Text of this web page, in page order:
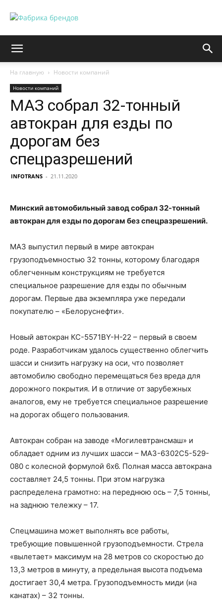
На главную Новости компаний
Новости компаний
МАЗ собрал 32-тонный
автокран для езды по
дорогам без
спецразрешений
INFOTRANS - 21.11.2020
Минский автомобильный завод собрал 32-тонный
автокран для езды по дорогам без спецразрешений.
МАЗ выпустил первый в мире автокран
грузоподъемностью 32 тонны, которому благодаря
облегченным конструкциям не требуется
специальное разрешение для езды по обычным
дорогам. Первые два экземпляра уже передали
покупателю – «Белоруснефти».
Новый автокран КС-5571BY-H-22 – первый в своем
роде. Разработчикам удалось существенно облегчить
шасси и снизить нагрузку на оси, что позволяет
автомобилю свободно перемещаться без вреда для
дорожного покрытия. И в отличие от зарубежных
аналогов, ему не требуется специальное разрешение
на дорогах общего пользования.
Автокран собран на заводе «Могилевтрансмаш» и
обладает одним из лучших шасси – МАЗ-6302С5-529-
080 с колесной формулой 6х6. Полная масса автокрана
составляет 24,5 тонны. При этом нагрузка
распределена грамотно: на переднюю ось – 7,5 тонны,
на заднюю тележку – 17.
Спецмашина может выполнять все работы,
требующие повышенной грузоподъемности. Стрела
«вылетает» максимум на 28 метров со скоростью до
13,3 метров в минуту, а предельная высота подъема
достигает 30,4 метра. Грузоподъемность миди (на
канатах) – 32 тонны.